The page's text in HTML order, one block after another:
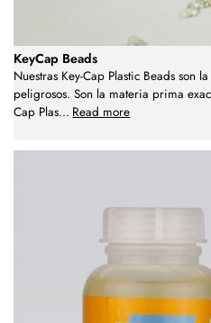
KeyCap Beads
Nuestras Key-Cap Plastic Beads son
peligrosos. Son la materia prima
Cap Plas... Read more